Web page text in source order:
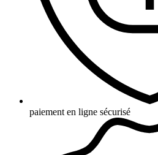
paiement en ligne sécurisé